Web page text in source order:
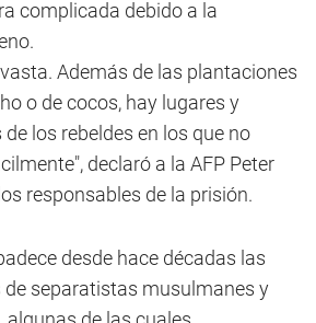
complicada debido a la
Además de las plantaciones
o de cocos, hay lugares y
los rebeldes en los que no
declaró a la AFP Peter
responsables de la prisión.
desde hace décadas las
separatistas musulmanes y